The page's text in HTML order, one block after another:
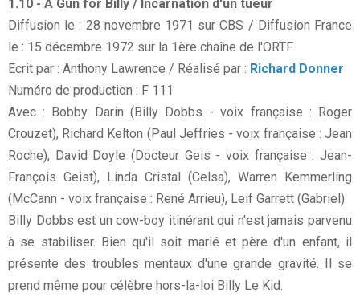
1.10 - A Gun for Billy / Incarnation d'un tueur
Diffusion le : 28 novembre 1971 sur CBS / Diffusion France
le : 15 décembre 1972 sur la 1ère chaîne de l'ORTF
Ecrit par : Anthony Lawrence / Réalisé par : Richard Donner
Numéro de production : F 111
Avec : Bobby Darin (Billy Dobbs - voix française : Roger
Crouzet), Richard Kelton (Paul Jeffries - voix française : Jean
Roche), David Doyle (Docteur Geis - voix française : Jean-
François Geist), Linda Cristal (Celsa), Warren Kemmerling
(McCann - voix française : René Arrieu), Leif Garrett (Gabriel)
Billy Dobbs est un cow-boy itinérant qui n'est jamais parvenu
à se stabiliser. Bien qu'il soit marié et père d'un enfant, il
présente des troubles mentaux d'une grande gravité. Il se
prend même pour célèbre hors-la-loi Billy Le Kid.